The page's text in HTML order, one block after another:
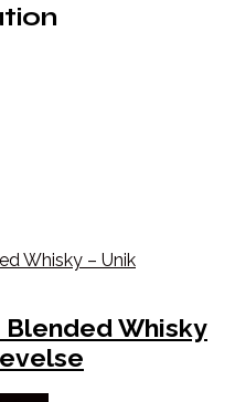
Whisky